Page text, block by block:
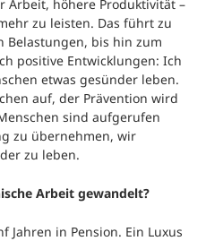
Arbeit, höhere Produktivität –
zu leisten. Das führt zu
Belastungen, bis hin zum
positive Entwicklungen: Ich
etwas gesünder leben.
auf, der Prävention wird
sind aufgerufen
zu übernehmen, wir
zu leben.
Arbeit gewandelt?
Jahren in Pension. Ein Luxus